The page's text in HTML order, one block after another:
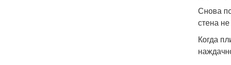
Снова
стена
Когда